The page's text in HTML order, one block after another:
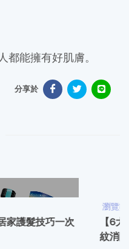
都能擁有好肌膚。
分享於
家評比，打擊橘皮、肥胖